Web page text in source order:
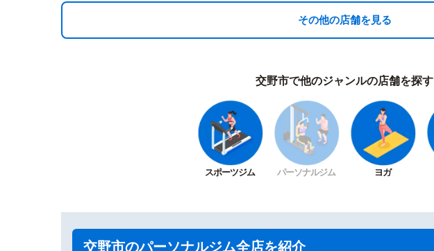
その他の店舗を見る
交野市で他のジャンルの店舗を探す
スポーツジム パーソナルジム ヨガ
交野市のパーソナルジム全店を紹介